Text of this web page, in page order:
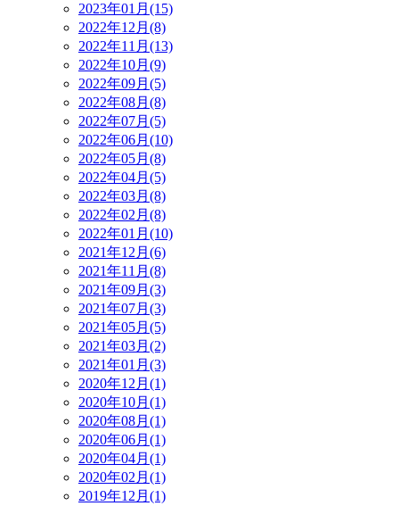
2023年01月(15)
2022年12月(8)
2022年11月(13)
2022年10月(9)
2022年09月(5)
2022年08月(8)
2022年07月(5)
2022年06月(10)
2022年05月(8)
2022年04月(5)
2022年03月(8)
2022年02月(8)
2022年01月(10)
2021年12月(6)
2021年11月(8)
2021年09月(3)
2021年07月(3)
2021年05月(5)
2021年03月(2)
2021年01月(3)
2020年12月(1)
2020年10月(1)
2020年08月(1)
2020年06月(1)
2020年04月(1)
2020年02月(1)
2019年12月(1)